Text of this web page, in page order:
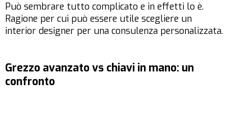
Può sembrare tutto complicato e in effetti lo è.
Ragione per cui può essere utile scegliere un
interior designer per una consulenza personalizzata.
Grezzo avanzato vs chiavi in mano: un
confronto